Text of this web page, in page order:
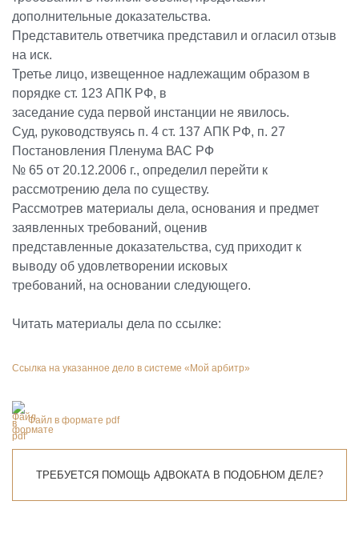
дополнительные доказательства.
Представитель ответчика представил и огласил отзыв
на иск.
Третье лицо, извещенное надлежащим образом в
порядке ст. 123 АПК РФ, в
заседание суда первой инстанции не явилось.
Суд, руководствуясь п. 4 ст. 137 АПК РФ, п. 27
Постановления Пленума ВАС РФ
№ 65 от 20.12.2006 г., определил перейти к
рассмотрению дела по существу.
Рассмотрев материалы дела, основания и предмет
заявленных требований, оценив
представленные доказательства, суд приходит к
выводу об удовлетворении исковых
требований, на основании следующего.
Читать материалы дела по ссылке:
Ссылка на указанное дело в системе «Мой арбитр»
Файл в формате pdf
ТРЕБУЕТСЯ ПОМОЩЬ АДВОКАТА В ПОДОБНОМ ДЕЛЕ?